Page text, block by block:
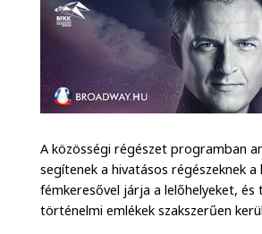
A közösségi régészet programban
segítenek a hivatásos régészeknek
fémkeresővel járja a lelőhelyeket,
történelmi emlékek szakszerűen